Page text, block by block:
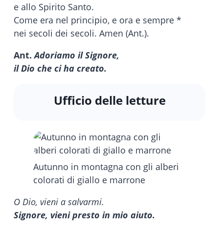
e allo Spirito Santo.
Come era nel principio, e ora e sempre *
nei secoli dei secoli. Amen (Ant.).
Ant.Adoriamo il Signore,
il Dio che ci ha creato.
Ufficio delle letture
Autunno in montagna con gli alberi
colorati di giallo e marrone
O Dio, vieni a salvarmi.
Signore, vieni presto in mio aiuto.